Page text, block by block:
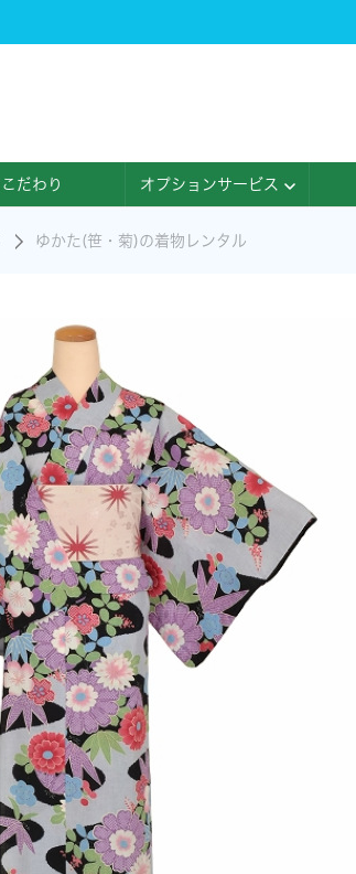
こだわり オプションサービス
ゆかた(笹・菊)の着物レンタル